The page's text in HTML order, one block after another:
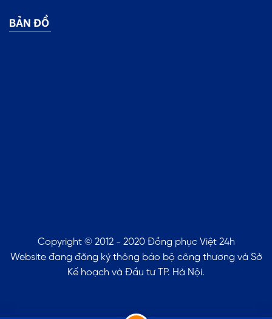
BẢN ĐỒ
Copyright © 2012 - 2020 Đồng phục Việt 24h
Website đang đăng ký thông báo bộ công thương và Sở
Kế hoạch và Đầu tư TP. Hà Nội.